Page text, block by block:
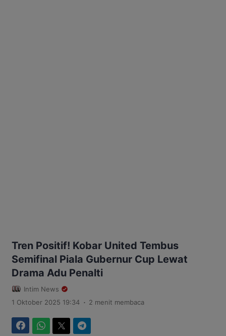
Tren Positif! Kobar United Tembus
Semifinal Piala Gubernur Cup Lewat
Drama Adu Penalti
Intim News
1 Oktober 2025 19:34 . 2 menit membaca